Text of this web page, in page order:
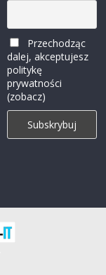
Przechodząc
dalej, akceptujesz
politykę
prywatności
(zobacz)